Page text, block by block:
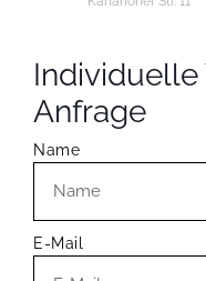
Anfrage
Name
E-Mail